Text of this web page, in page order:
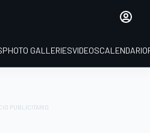
PHOTO GALLERIESVIDEOSCALENDARIO